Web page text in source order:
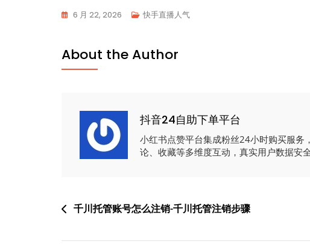
6 月 22, 2026 快手直播人气
About the Author
抖音24自助下单平台
小红书点赞平台集成粉丝24小时购买服
论、收藏等多维度互动，真实用户数据安
文千川托管账号怎么注销-千川托管注销步骤